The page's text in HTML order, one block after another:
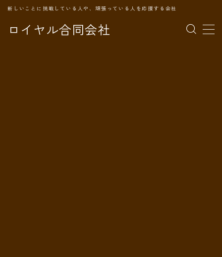
ロイヤル合同会社
新しいことに挑戦している人や、頑張っている人を応援する会社
MENU